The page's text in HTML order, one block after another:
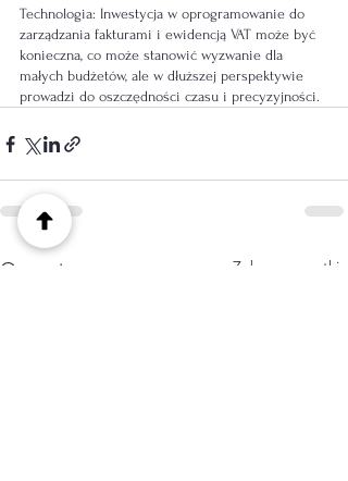
Technologia: Inwestycja w oprogramowanie do
zarządzania fakturami i ewidencją VAT może być
konieczna, co może stanowić wyzwanie dla
małych budżetów, ale w dłuższej perspektywie
prowadzi do oszczędności czasu i precyzyjności.
Ostatnie posty Zobacz wszystkie